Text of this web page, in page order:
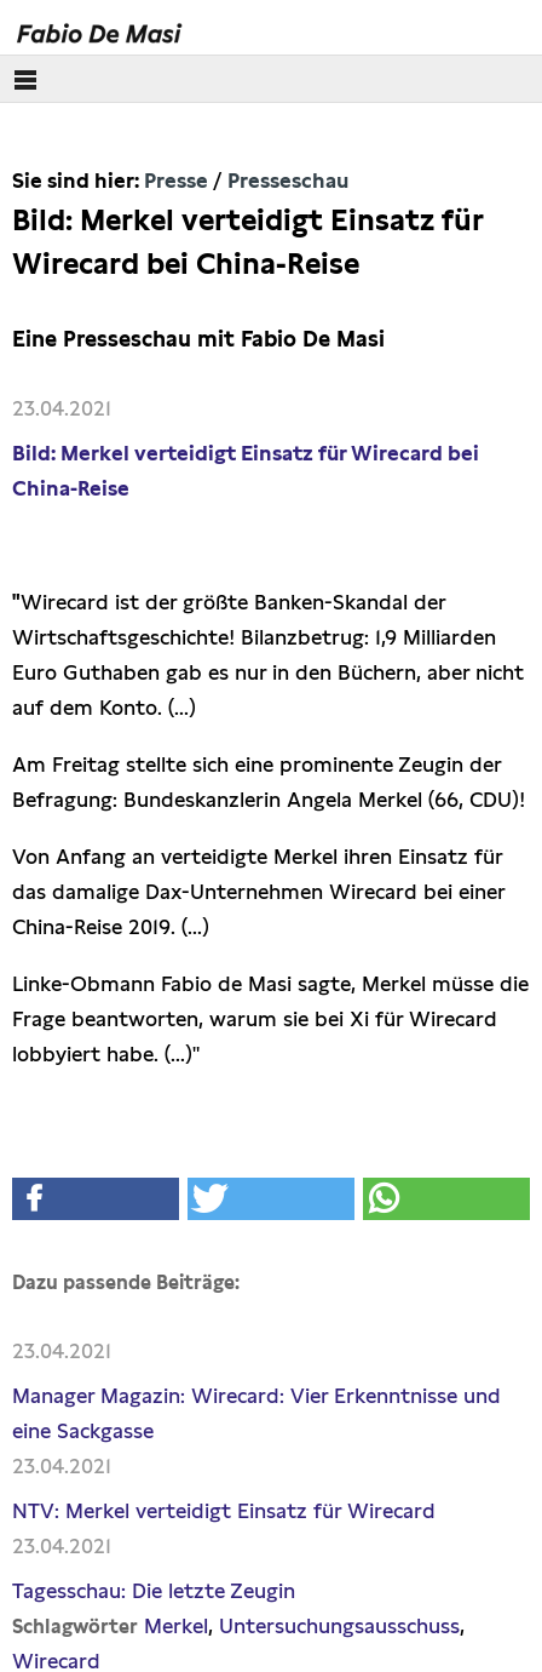
Europäisches Parlament
Themen
Publikationen
Anfragen (Archivseite)
Sie sind hier: Presse Presseschau
Bild: Merkel verteidigt Einsatz für
Wirecard bei China-Reise
Eine Presseschau mit Fabio De Masi
23.04.2021
Bild: Merkel verteidigt Einsatz für Wirecard bei
China-Reise
"Wirecard ist der größte Banken-Skandal der
Wirtschaftsgeschichte! Bilanzbetrug: 1,9 Milliarden
Euro Guthaben gab es nur in den Büchern, aber nicht
auf dem Konto. (...)
Am Freitag stellte sich eine prominente Zeugin der
Befragung: Bundeskanzlerin Angela Merkel (66, CDU)!
Von Anfang an verteidigte Merkel ihren Einsatz für
das damalige Dax-Unternehmen Wirecard bei einer
China-Reise 2019. (...)
Linke-Obmann Fabio de Masi sagte, Merkel müsse die
Frage beantworten, warum sie bei Xi für Wirecard
lobbyiert habe. (...)"
Dazu passende Beiträge:
23.04.2021
Manager Magazin: Wirecard: Vier Erkenntnisse und
eine Sackgasse
23.04.2021
NTV: Merkel verteidigt Einsatz für Wirecard
23.04.2021
Tagesschau: Die letzte Zeugin
Schlagwörter Merkel Untersuchungsausschuss
Wirecard